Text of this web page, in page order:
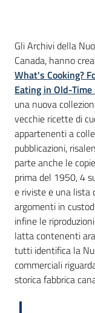
Introduzione
Gli Archivi della
Canada, hanno
What's Cooking?
Eating in Old-Time
una nuova
vecchie ricette di
appartenenti a
pubblicazioni,
parte anche le
prima del 1950, 4
e riviste e una lista
argomenti in
infine le
latta contenenti
tutti identifica la
commerciali
storica fabbrica